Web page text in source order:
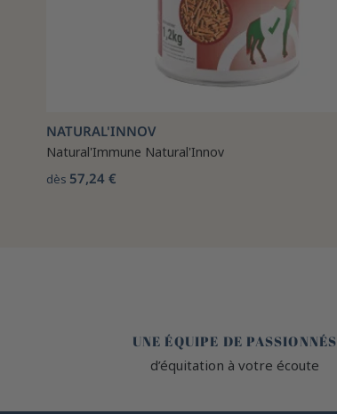
NATURAL'INNOV
Natural'Immune Natural'Innov
dès 57,24 €
UNE ÉQUIPE DE PASSIONNÉS
d’équitation à votre écoute